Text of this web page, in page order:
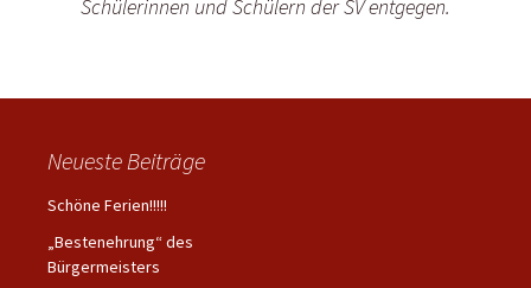
Schülerinnen und Schülern der SV entgegen.
Neueste Beiträge
Schöne Ferien!!!!!
„Bestenehrung“ des
Bürgermeisters